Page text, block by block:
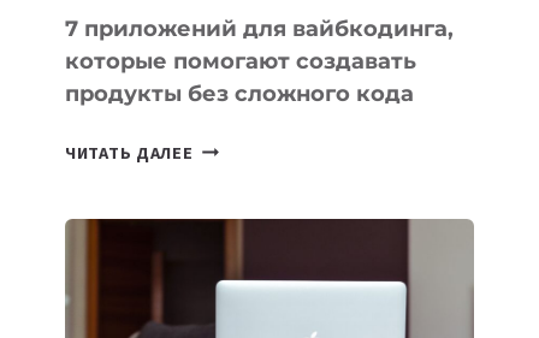
7 приложений для вайбкодинга,
которые помогают создавать
продукты без сложного кода
ЧИТАТЬ ДАЛЕЕ 7
ПОМОГАЮТ
СОЗДАВАТЬ